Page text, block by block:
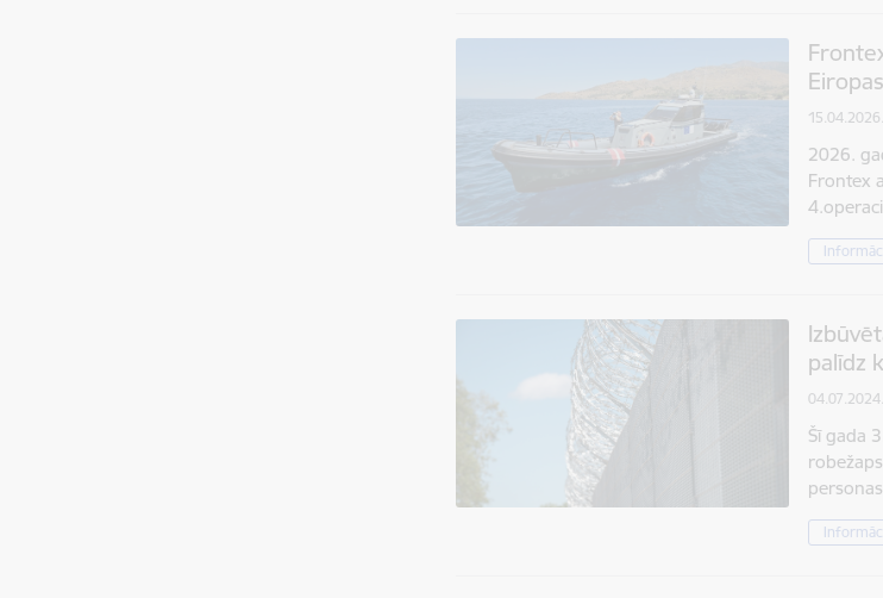
15.04.2026.
2026.
Frontex
palīdz
04.07.2024.
Šī gada